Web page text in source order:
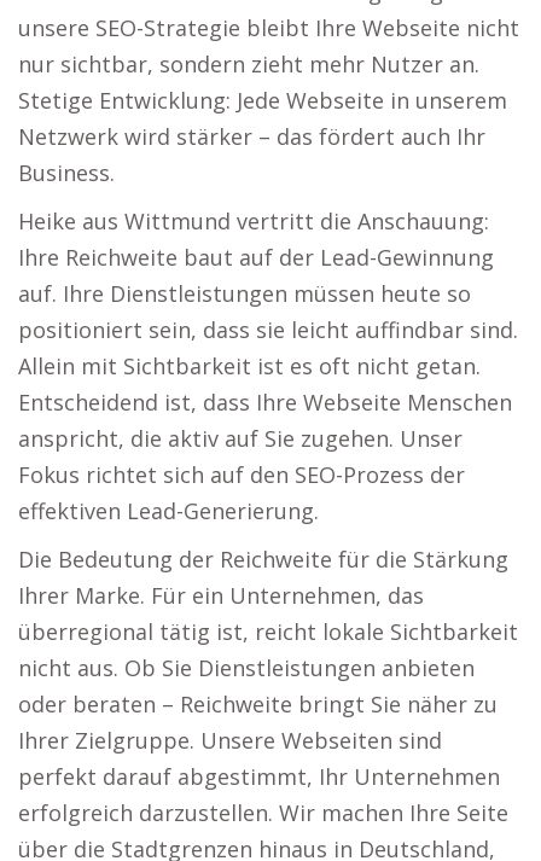
unsere SEO-Strategie bleibt Ihre Webseite nicht
nur sichtbar, sondern zieht mehr Nutzer an.
Stetige Entwicklung: Jede Webseite in unserem
Netzwerk wird stärker – das fördert auch Ihr
Business.
Heike aus Wittmund vertritt die Anschauung:
Ihre Reichweite baut auf der Lead-Gewinnung
auf. Ihre Dienstleistungen müssen heute so
positioniert sein, dass sie leicht auffindbar sind.
Allein mit Sichtbarkeit ist es oft nicht getan.
Entscheidend ist, dass Ihre Webseite Menschen
anspricht, die aktiv auf Sie zugehen. Unser
Fokus richtet sich auf den SEO-Prozess der
effektiven Lead-Generierung.
Die Bedeutung der Reichweite für die Stärkung
Ihrer Marke. Für ein Unternehmen, das
überregional tätig ist, reicht lokale Sichtbarkeit
nicht aus. Ob Sie Dienstleistungen anbieten
oder beraten – Reichweite bringt Sie näher zu
Ihrer Zielgruppe. Unsere Webseiten sind
perfekt darauf abgestimmt, Ihr Unternehmen
erfolgreich darzustellen. Wir machen Ihre Seite
über die Stadtgrenzen hinaus in Deutschland,